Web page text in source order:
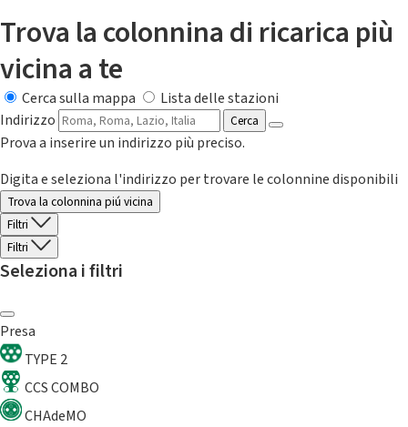
Trova la colonnina di ricarica più
vicina a te
Cerca sulla mappa
Lista delle stazioni
Indirizzo
Cerca
Prova a inserire un indirizzo più preciso.
Digita e seleziona l'indirizzo per trovare le colonnine disponibili
Trova la colonnina piú vicina
Filtri
Filtri
Seleziona i filtri
Presa
TYPE 2
CCS COMBO
CHAdeMO